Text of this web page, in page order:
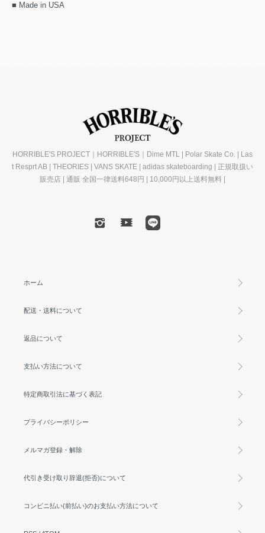
■ Made in USA
HORRIBLE'S PROJECT｜HORRIBLE'S｜Dime MTL | Polar Skate Co. | Las
t Resprt AB | THEORIES | VANS SKATE | adidas skateboarding | 正規取扱い
販売店 | 通販 全国一律送料648円 | 10,000円以上送料無料 |
ホーム
配送・送料について
返品について
支払い方法について
特定商取引法に基づく表記
プライバシーポリシー
メルマガ登録・解除
代引き受け取り辞退(拒否)について
コンビニ払い(前払い)のお支払い方法について